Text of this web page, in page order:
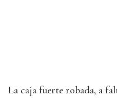
La caja fuerte robada, a